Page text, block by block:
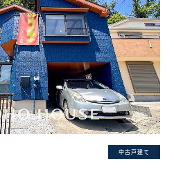
中古戸建て